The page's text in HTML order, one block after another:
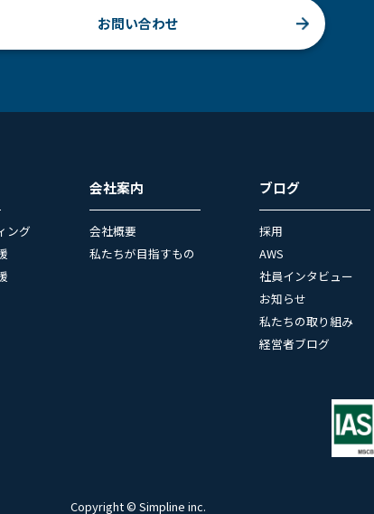
お問い合わせ
ング
会社案内
会社概要
私たちが目指すもの
ブログ
採用
AWS
社員インタビュー
お知らせ
私たちの取り組み
経営者ブログ
Copyright © Simpline inc.